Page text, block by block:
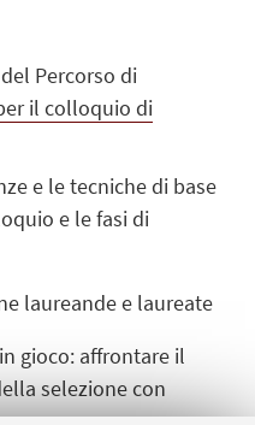
Percorso di
il colloquio di
e le tecniche di base
e le fasi di
laureande e laureate
gioco: affrontare il
selezione con